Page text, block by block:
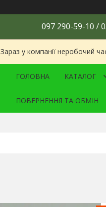
097 290-59-10 /
Зараз у компанії неробочий
ГОЛОВНА КАТАЛОГ
ПОВЕРНЕННЯ ТА ОБМІН